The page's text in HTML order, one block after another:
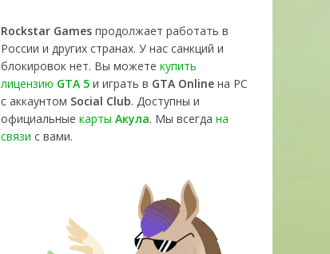
Rockstar Games продолжает работать в
России и других странах. У нас санкций и
блокировок нет. Вы можете купить
лицензию GTA 5 и играть в GTA Online на PC
с аккаунтом Social Club. Доступны и
официальные карты Акула. Мы всегда на
связи с вами.